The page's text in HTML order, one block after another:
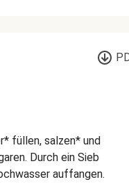
füllen, salzen* und
Durch ein Sieb
auffangen.